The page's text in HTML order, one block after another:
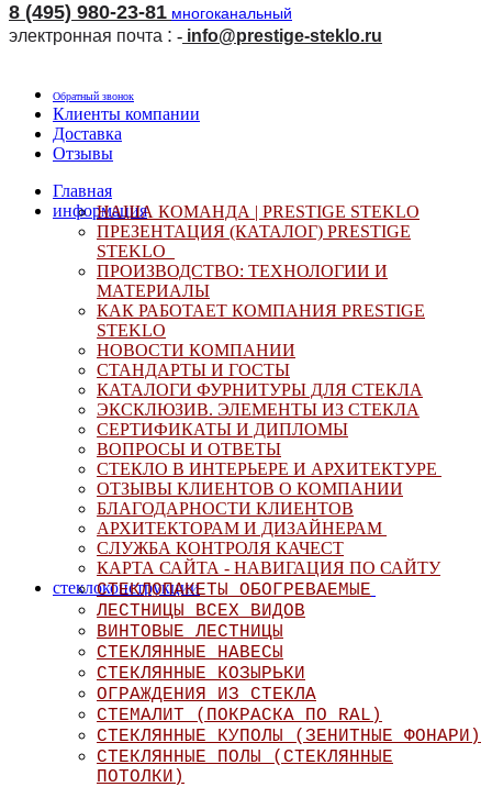
8 (495) 980-23-81 многоканальный
электронная почта : - info@prestige-steklo.ru
Обратный звонок
Клиенты компании
Доставка
Отзывы
Главная
информация
НАША КОМАНДА | PRESTIGE STEKLO
ПРЕЗЕНТАЦИЯ (КАТАЛОГ) PRESTIGE
STEKLO
ПРОИЗВОДСТВО: ТЕХНОЛОГИИ И
МАТЕРИАЛЫ
КАК РАБОТАЕТ КОМПАНИЯ PRESTIGE
STEKLO
НОВОСТИ КОМПАНИИ
СТАНДАРТЫ И ГОСТЫ
КАТАЛОГИ ФУРНИТУРЫ ДЛЯ СТЕКЛА
ЭКСКЛЮЗИВ. ЭЛЕМЕНТЫ ИЗ СТЕКЛА
СЕРТИФИКАТЫ И ДИПЛОМЫ
ВОПРОСЫ И ОТВЕТЫ
СТЕКЛО В ИНТЕРЬЕРЕ И АРХИТЕКТУРЕ
ОТЗЫВЫ КЛИЕНТОВ О КОМПАНИИ
БЛАГОДАРНОСТИ КЛИЕНТОВ
АРХИТЕКТОРАМ И ДИЗАЙНЕРАМ
СЛУЖБА КОНТРОЛЯ КАЧЕСТ
КАРТА САЙТА - НАВИГАЦИЯ ПО САЙТУ
стеклоконструкции
СТЕКЛОПАКЕТЫ ОБОГРЕВАЕМЫЕ
ЛЕСТНИЦЫ ВСЕХ ВИДОВ
ВИНТОВЫЕ ЛЕСТНИЦЫ
СТЕКЛЯННЫЕ НАВЕСЫ
СТЕКЛЯННЫЕ КОЗЫРЬКИ
ОГРАЖДЕНИЯ ИЗ СТЕКЛА
СТЕМАЛИТ (ПОКРАСКА ПО RAL)
СТЕКЛЯННЫЕ КУПОЛЫ (ЗЕНИТНЫЕ ФОНАРИ)
СТЕКЛЯННЫЕ ПОЛЫ (СТЕКЛЯННЫЕ
ПОТОЛКИ)